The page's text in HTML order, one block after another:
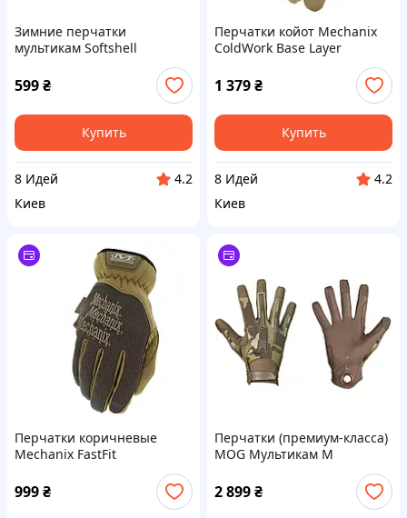
Зимние перчатки
мультикам Softshell
599₴
Купить
8 Идей
4.2
Киев
Перчатки койот Mechanix
ColdWork Base Layer
1 379₴
Купить
8 Идей
4.2
Киев
Перчатки коричневые
Mechanix FastFit
999₴
Перчатки (премиум-класса)
MOG Мультикам M
2 899₴